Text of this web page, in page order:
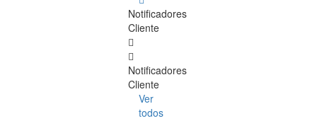
Notificadores
Cliente
Notificadores
Cliente
Ver
todos